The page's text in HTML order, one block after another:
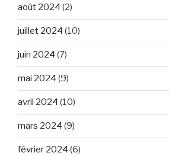
août 2024 (2)
juillet 2024 (10)
juin 2024 (7)
mai 2024 (9)
avril 2024 (10)
mars 2024 (9)
février 2024 (6)